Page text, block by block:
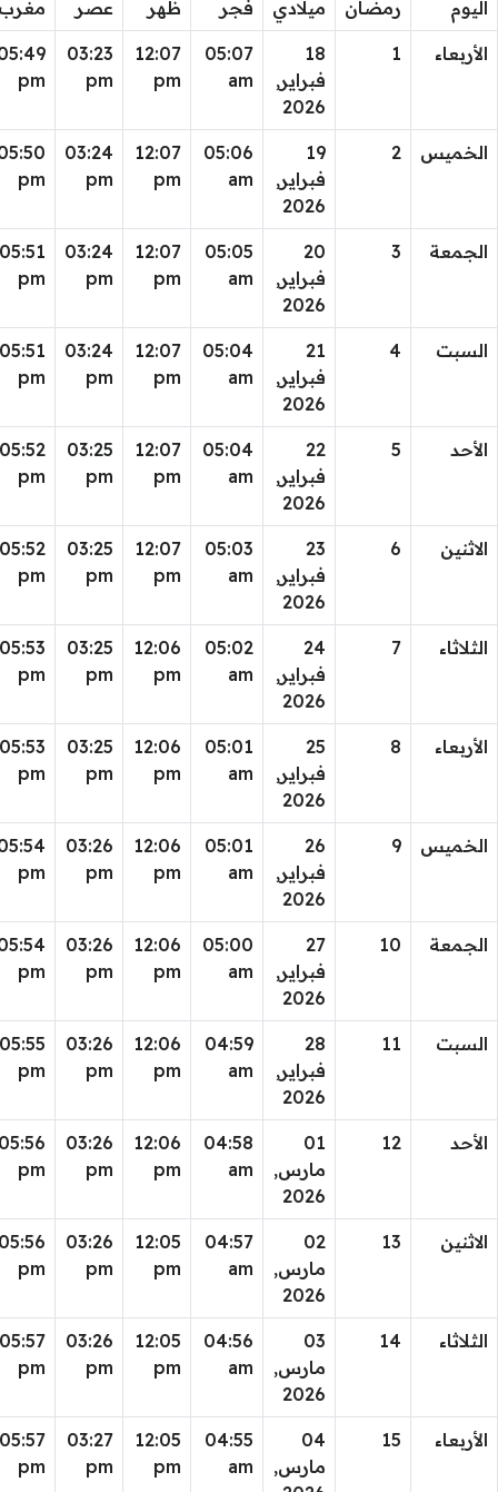
اليوم رمضان ميلادي فجر ظهر عصر
الأربعاء 1
18
فبراير,
2026
05:07
am
12:07
pm
03:23
pm
pm
الخميس 2
19
فبراير,
2026
05:06
am
12:07
pm
03:24
pm
pm
الجمعة 3
20
فبراير,
2026
05:05
am
12:07
pm
03:24
pm
05:51
pm
السبت 4
21
فبراير,
2026
05:04
am
12:07
pm
03:24
pm
05:51
pm
الأحد 5
22
فبراير,
2026
05:04
am
12:07
pm
03:25
pm
05:52
pm
الاثنين 6
23
فبراير,
2026
05:03
am
12:07
pm
03:25
pm
05:52
pm
الثلاثاء 7
24
فبراير,
2026
05:02
am
12:06
pm
03:25
pm
05:53
pm
الأربعاء 8
25
فبراير,
2026
05:01
am
12:06
pm
03:25
pm
05:53
pm
الخميس 9
26
فبراير,
2026
05:01
am
12:06
pm
03:26
pm
pm
الجمعة 10
27
فبراير,
2026
05:00
am
12:06
pm
03:26
pm
pm
السبت 11
28
فبراير,
2026
04:59
am
12:06
pm
03:26
pm
05:55
pm
الأحد 12
01
مارس,
2026
04:58
am
12:06
pm
03:26
pm
pm
الاثنين 13
02
مارس,
2026
04:57
am
12:05
pm
03:26
pm
pm
الثلاثاء 14
03
مارس,
2026
04:56
am
12:05
pm
03:26
pm
05:57
pm
الأربعاء 15
04
مارس,
04:55
am
12:05
pm
03:27
pm
05:57
pm